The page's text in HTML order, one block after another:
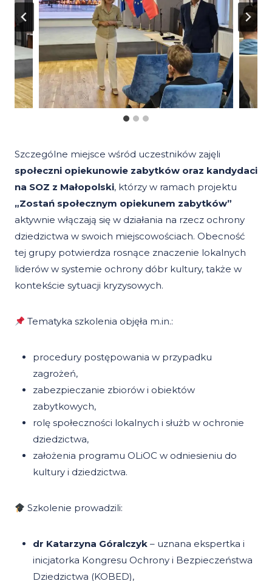
Szczególne miejsce wśród uczestników zajęli
społeczni opiekunowie zabytków oraz kandydaci
na SOZ z Małopolski, którzy w ramach projektu
„Zostań społecznym opiekunem zabytków”
aktywnie włączają się w działania na rzecz ochrony
dziedzictwa w swoich miejscowościach. Obecność
tej grupy potwierdza rosnące znaczenie lokalnych
liderów w systemie ochrony dóbr kultury, także w
kontekście sytuacji kryzysowych.
Tematyka szkolenia objęła m.in.:
procedury postępowania w przypadku
zagrożeń,
zabezpieczanie zbiorów i obiektów
zabytkowych,
rolę społeczności lokalnych i służb w ochronie
dziedzictwa,
założenia programu OLiOC w odniesieniu do
kultury i dziedzictwa.
Szkolenie prowadzili:
dr Katarzyna Góralczyk – uznana ekspertka i
inicjatorka Kongresu Ochrony i Bezpieczeństwa
Dziedzictwa (KOBED),